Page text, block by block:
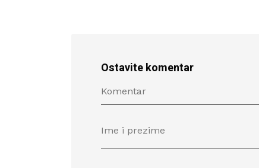
Ostavite komentar